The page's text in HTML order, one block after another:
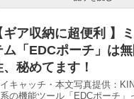
ギア収納に超便利 】
ム「EDCポーチ」は
、秘めてます！
キャッチ・本文写真提供：
の機能ツール「EDCポーチ」